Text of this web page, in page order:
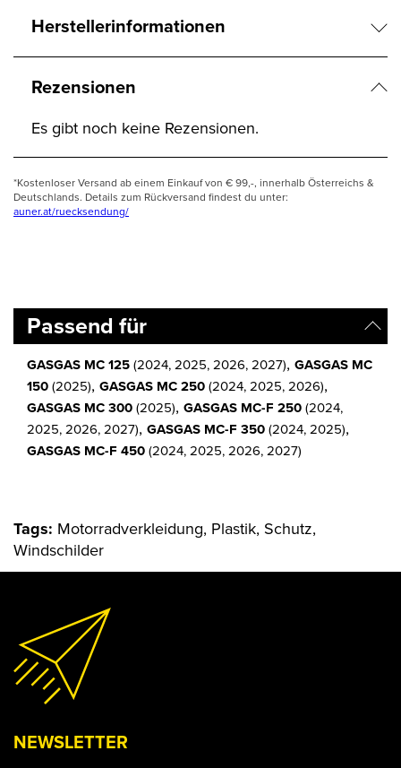
Herstellerinformationen
Rezensionen
Es gibt noch keine Rezensionen.
*Kostenloser Versand ab einem Einkauf von € 99,-, innerhalb Österreichs &
Deutschlands. Details zum Rückversand findest du unter:
auner.at/ruecksendung/
Passend für
GASGAS MC 125(2024, 2025, 2026, 2027), GASGAS MC
150(2025), GASGAS MC 250(2024, 2025, 2026),
GASGAS MC 300(2025), GASGAS MC-F 250(2024,
2025, 2026, 2027), GASGAS MC-F 350(2024, 2025),
GASGAS MC-F 450(2024, 2025, 2026, 2027)
Tags: Motorradverkleidung, Plastik, Schutz,
Windschilder
NEWSLETTER